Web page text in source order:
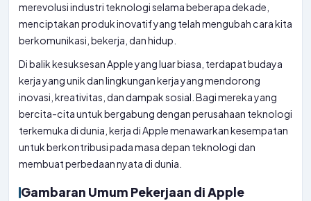
merevolusi industri teknologi selama beberapa dekade,
menciptakan produk inovatif yang telah mengubah cara kita
berkomunikasi, bekerja, dan hidup.
Di balik kesuksesan Apple yang luar biasa, terdapat budaya
kerja yang unik dan lingkungan kerja yang mendorong
inovasi, kreativitas, dan dampak sosial. Bagi mereka yang
bercita-cita untuk bergabung dengan perusahaan teknologi
terkemuka di dunia, kerja di Apple menawarkan kesempatan
untuk berkontribusi pada masa depan teknologi dan
membuat perbedaan nyata di dunia.
Gambaran Umum Pekerjaan di Apple